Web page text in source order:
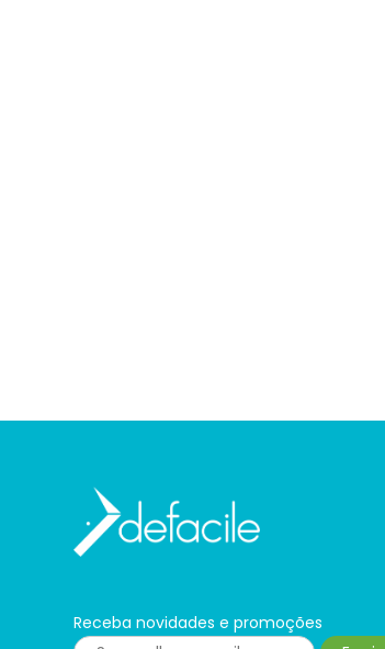
Receba novidades e promoções